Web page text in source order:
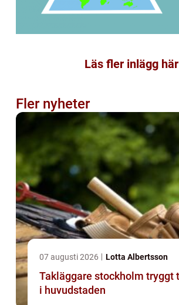
Läs fler inlägg här
Fler nyheter
07 augusti 2026 Lotta Albertsson
Takläggare stockholm tryggt takarbete
i huvudstaden